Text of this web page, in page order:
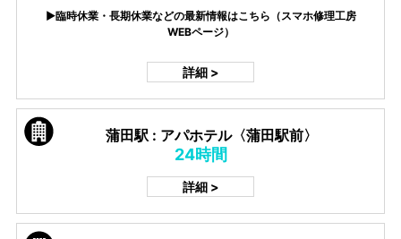
▶臨時休業・長期休業などの最新情報はこちら（スマホ修理工房
WEBページ）
詳細 >
蒲田駅 : アパホテル〈蒲田駅前〉
24時間
詳細 >